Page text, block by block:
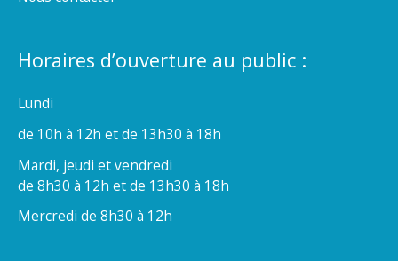
Horaires d’ouverture au public :
Lundi
de 10h à 12h et de 13h30 à 18h
Mardi, jeudi et vendredi
de 8h30 à 12h et de 13h30 à 18h
Mercredi de 8h30 à 12h